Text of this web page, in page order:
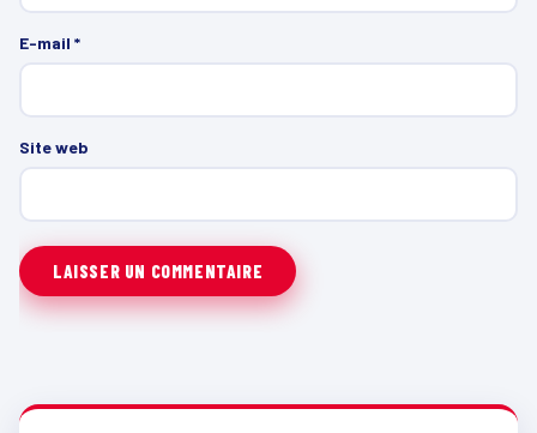
E-mail *
Site web